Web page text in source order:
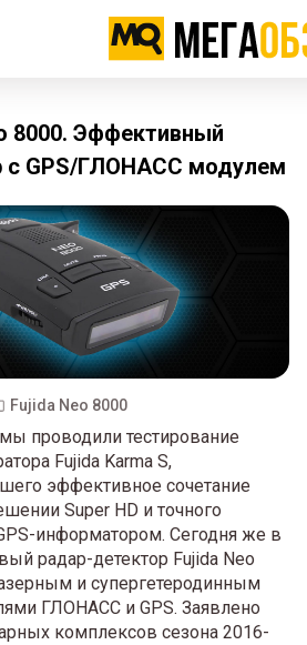
8000. Эффективный
с GPS/ГЛОНАСС модулем
Fujida Neo 8000
проводили тестирование
Fujida Karma S,
эффективное сочетание
Super HD и точного
информатором. Сегодня же в
радар-детектор Fujida Neo
и супергетеродинным
ГЛОНАСС и GPS. Заявлено
комплексов сезона 2016-